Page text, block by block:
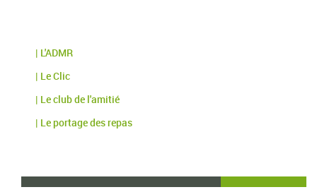
| L'ADMR
| Le Clic
| Le club de l'amitié
| Le portage des repas